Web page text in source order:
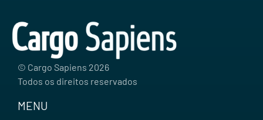
© Cargo Sapiens 2026
Todos os direitos reservados
MENU